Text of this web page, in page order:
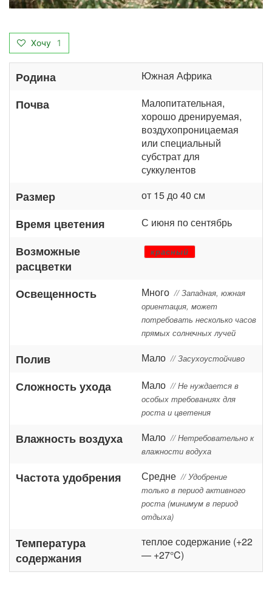
Хочу 1
Родина Южная Африка
Почва
Малопитательная,
хорошо дренируемая,
воздухопроницаемая
или специальный
субстрат для
суккулентов
Размер от 15 до 40 см
Время цветения С июня по сентябрь
Возможные
расцветки
красный
Освещенность Много // Западная, южная
ориентация, может
потребовать несколько часов
прямых солнечных лучей
Полив Мало // Засухоустойчиво
Сложность ухода Мало // Не нуждается в
особых требованиях для
роста и цветения
Влажность воздуха Мало // Нетребовательно к
влажности водуха
Частота удобрения Средне // Удобрение
только в период активного
роста (минимум в период
отдыха)
Температура
содержания
теплое содержание (+22
— +27°C)